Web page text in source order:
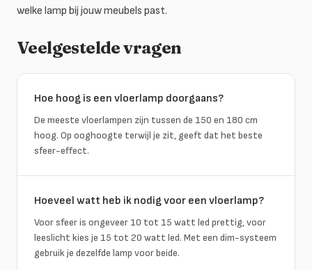
welke lamp bij jouw meubels past.
Veelgestelde vragen
Hoe hoog is een vloerlamp doorgaans?
De meeste vloerlampen zijn tussen de 150 en 180 cm
hoog. Op ooghoogte terwijl je zit, geeft dat het beste
sfeer-effect.
Hoeveel watt heb ik nodig voor een vloerlamp?
Voor sfeer is ongeveer 10 tot 15 watt led prettig, voor
leeslicht kies je 15 tot 20 watt led. Met een dim-systeem
gebruik je dezelfde lamp voor beide.